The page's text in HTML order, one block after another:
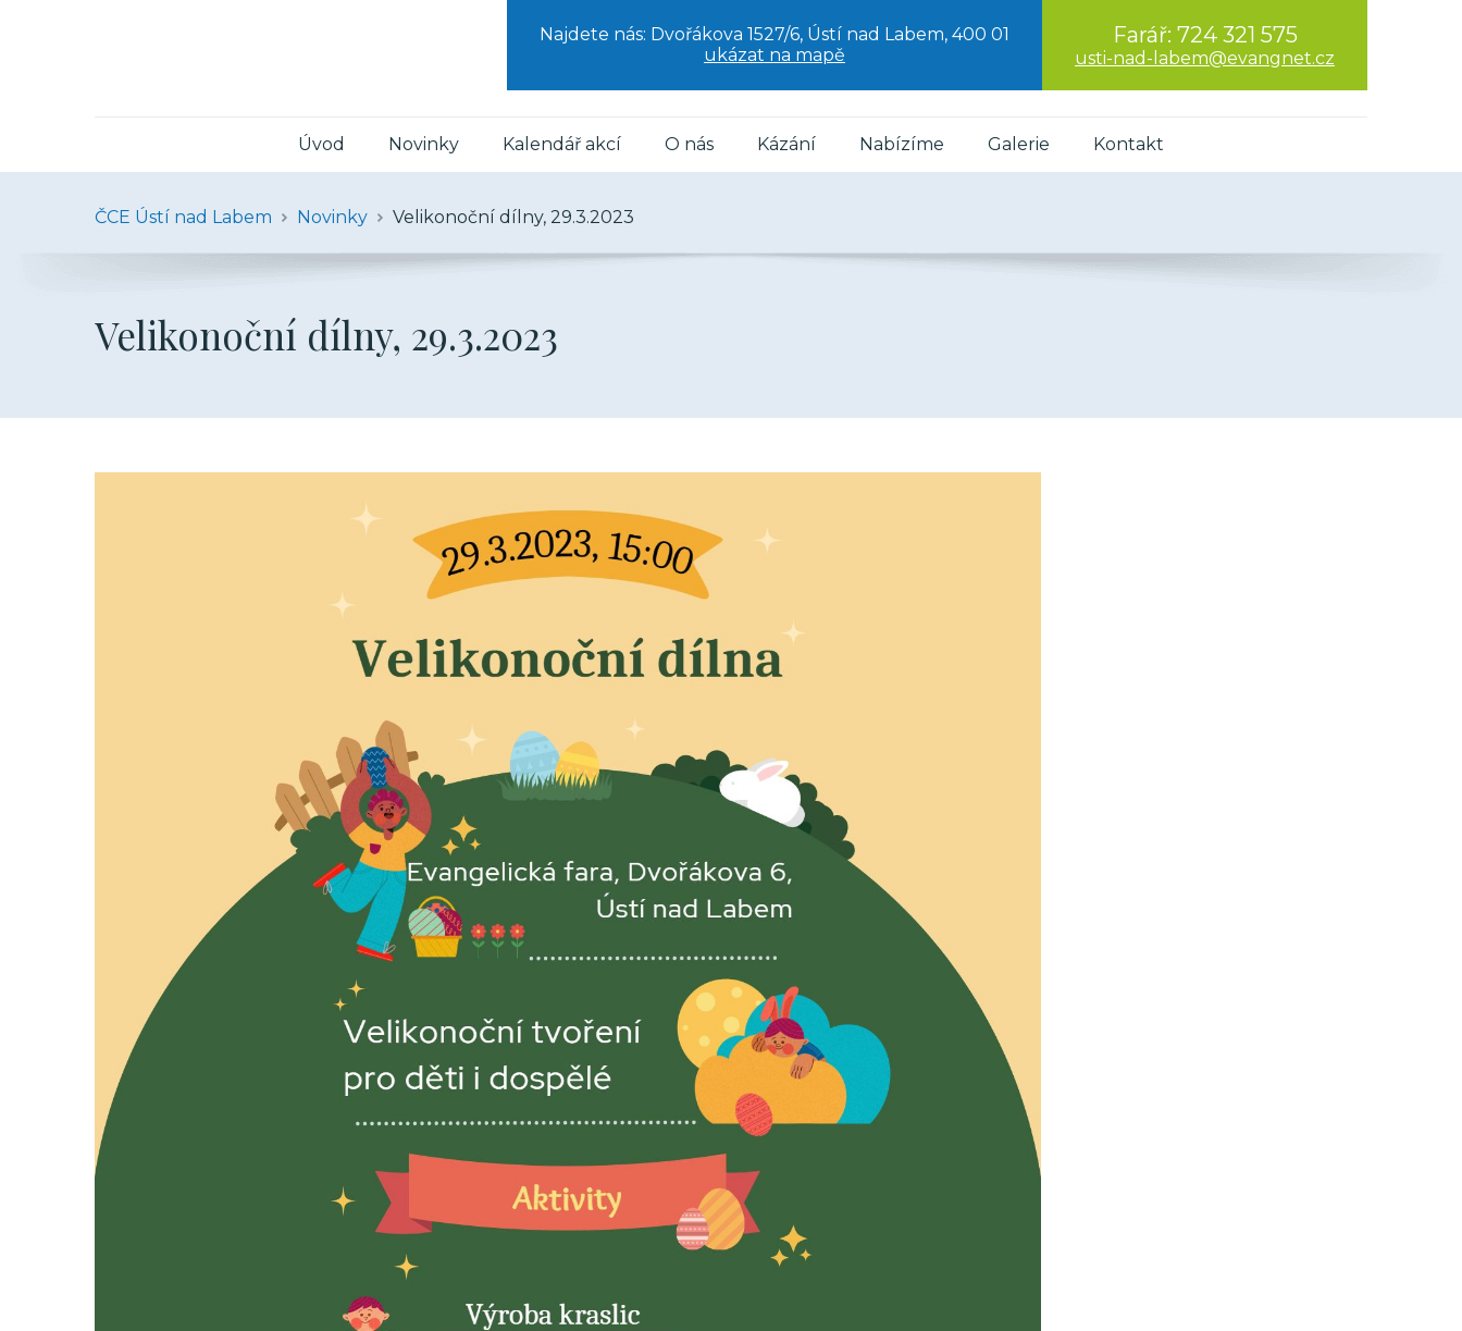
Najdete nás: Dvořákova 1527/6, Ústí nad Labem, 400 01
ukázat na mapě
Farář: 724 321 575
usti-nad-labem@evangnet.cz
Úvod Novinky Kalendář akcí O nás Kázání Nabízíme Galerie Kontakt
ČCE Ústí nad Labem Novinky Velikonoční dílny, 29.3.2023
Velikonoční dílny, 29.3.2023